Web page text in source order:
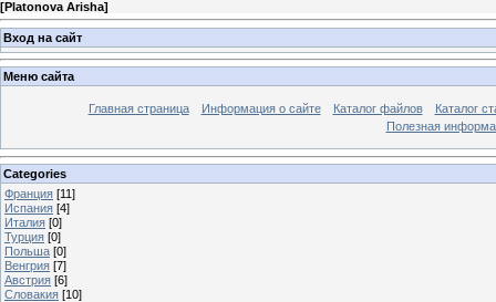
[Platonova Arisha]
Вход на сайт
Меню сайта
Главная страница Информация о сайте Каталог файлов
Каталог
Полезная
Categories
Франция [11]
Испания [4]
Италия [0]
Турция [0]
Польша [0]
Венгрия [7]
Австрия [6]
Словакия [10]